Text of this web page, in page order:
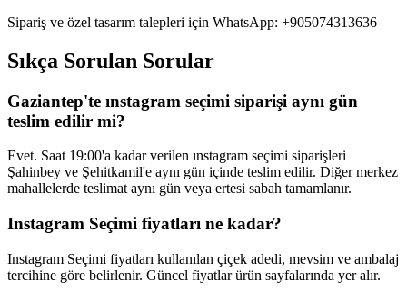
Sipariş ve özel tasarım talepleri için WhatsApp: +905074313636
Sıkça Sorulan Sorular
Gaziantep'te ınstagram seçimi siparişi aynı gün
teslim edilir mi?
Evet. Saat 19:00'a kadar verilen ınstagram seçimi siparişleri
Şahinbey ve Şehitkamil'e aynı gün içinde teslim edilir. Diğer merkez
mahallelerde teslimat aynı gün veya ertesi sabah tamamlanır.
Instagram Seçimi fiyatları ne kadar?
Instagram Seçimi fiyatları kullanılan çiçek adedi, mevsim ve ambalaj
tercihine göre belirlenir. Güncel fiyatlar ürün sayfalarında yer alır.